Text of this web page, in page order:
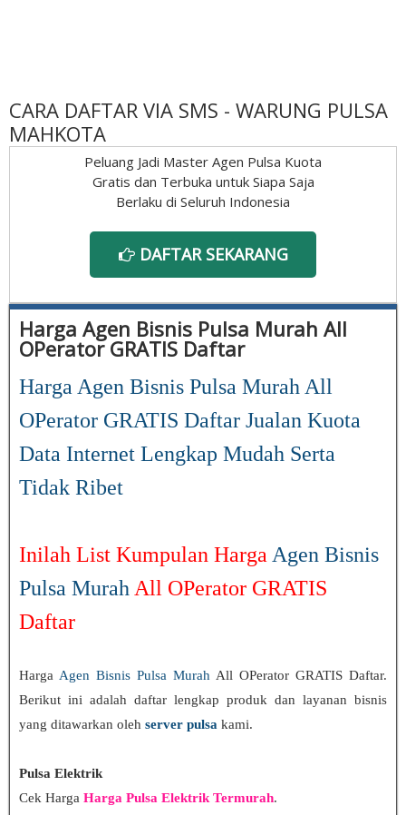
CARA DAFTAR VIA SMS - WARUNG PULSA
MAHKOTA
Peluang Jadi Master Agen Pulsa Kuota
Gratis dan Terbuka untuk Siapa Saja
Berlaku di Seluruh Indonesia
DAFTAR SEKARANG
Harga Agen Bisnis Pulsa Murah All
OPerator GRATIS Daftar
Harga Agen Bisnis Pulsa Murah All
OPerator GRATIS Daftar Jualan Kuota
Data Internet Lengkap Mudah Serta
Tidak Ribet
Inilah List Kumpulan Harga Agen Bisnis
Pulsa Murah All OPerator GRATIS
Daftar
Harga Agen Bisnis Pulsa Murah All OPerator GRATIS Daftar.
Berikut ini adalah daftar lengkap produk dan layanan bisnis
yang ditawarkan oleh server pulsa kami.
Pulsa Elektrik
Cek Harga Harga Pulsa Elektrik Termurah.